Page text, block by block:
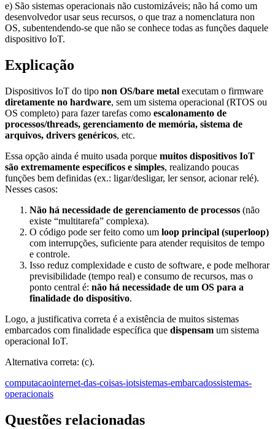
e) São sistemas operacionais não customizáveis; não há como um
desenvolvedor usar seus recursos, o que traz a nomenclatura non
OS, subentendendo-se que não se conhece todas as funções daquele
dispositivo IoT.
Explicação
Dispositivos IoT do tipo non OS/bare metal executam o firmware
diretamente no hardware, sem um sistema operacional (RTOS ou
OS completo) para fazer tarefas como escalonamento de
processos/threads, gerenciamento de memória, sistema de
arquivos, drivers genéricos, etc.
Essa opção ainda é muito usada porque muitos dispositivos IoT
são extremamente específicos e simples, realizando poucas
funções bem definidas (ex.: ligar/desligar, ler sensor, acionar relé).
Nesses casos:
Não há necessidade de gerenciamento de processos (não
existe “multitarefa” complexa).
O código pode ser feito como um loop principal (superloop)
com interrupções, suficiente para atender requisitos de tempo
e controle.
Isso reduz complexidade e custo de software, e pode melhorar
previsibilidade (tempo real) e consumo de recursos, mas o
ponto central é: não há necessidade de um OS para a
finalidade do dispositivo.
Logo, a justificativa correta é a existência de muitos sistemas
embarcados com finalidade específica que dispensam um sistema
operacional IoT.
Alternativa correta: (c).
computacaointernet-das-coisas-iotsistemas-embarcadossistemas-
operacionais
Questões relacionadas